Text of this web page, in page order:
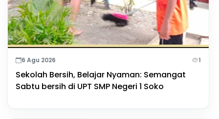
6 Agu 2026 1
Sekolah Bersih, Belajar Nyaman: Semangat
Sabtu bersih di UPT SMP Negeri 1 Soko